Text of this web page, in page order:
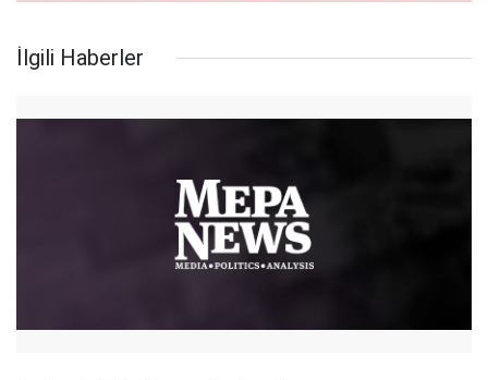
İlgili Haberler